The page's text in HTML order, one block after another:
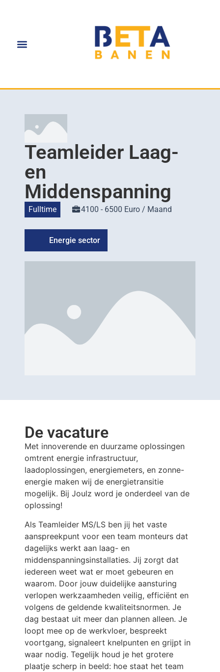
Teamleider Laag-
en
Middenspanning
Fulltime 4100 - 6500 Euro / Maand
Energie sector
De vacature
Met innoverende en duurzame oplossingen
omtrent energie infrastructuur,
laadoplossingen, energiemeters, en zonne-
energie maken wij de energietransitie
mogelijk. Bij Joulz word je onderdeel van de
oplossing!
Als Teamleider MS/LS ben jij het vaste
aanspreekpunt voor een team monteurs dat
dagelijks werkt aan laag- en
middenspanningsinstallaties. Jij zorgt dat
iedereen weet wat er moet gebeuren en
waarom. Door jouw duidelijke aansturing
verlopen werkzaamheden veilig, efficiënt en
volgens de geldende kwaliteitsnormen. Je
dag bestaat uit meer dan plannen alleen. Je
loopt mee op de werkvloer, bespreekt
voortgang, signaleert knelpunten en grijpt in
waar nodig. Tegelijk houd je het grotere
plaatje scherp in beeld: hoe staat het team